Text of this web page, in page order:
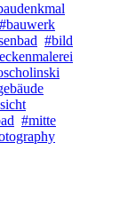
#bauwerk
#bild
#mitte